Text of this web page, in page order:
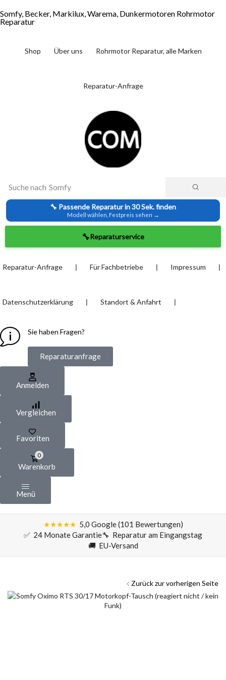
Somfy, Becker, Markilux, Warema, Dunkermotoren Rohrmotor
Reparatur
Shop Über uns Rohrmotor Reparatur, alle Marken
Reparatur-Anfrage
Suche nach Somfy
🔧 Passende Reparatur in 30 Sek. finden
Modell wählen, Festpreis sehen →
🔧Reparaturservice
Reparatur-Anfrage ❘ Für Fachbetriebe ❘ Impressum ❘
Datenschutzerklärung ❘ Standort & Anfahrt ❘
Sie haben Fragen?
Reparaturanfrage
Anmelden
Vergleichen
Favoriten
0
Warenkorb
Menü
★★★★★ 5,0 Google (101 Bewertungen)
✅ 24 Monate Garantie🔧 Reparatur am Eingangstag
🚚 EU-Versand
Zurück zur vorherigen Seite